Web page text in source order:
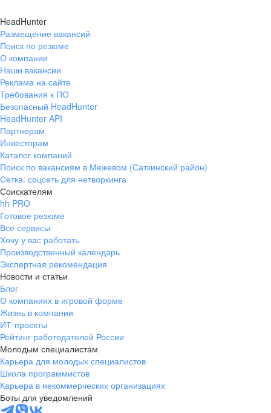
HeadHunter
Размещение вакансий
Поиск по резюме
О компании
Наши вакансии
Реклама на сайте
Требования к ПО
Безопасный HeadHunter
HeadHunter API
Партнерам
Инвесторам
Каталог компаний
Поиск по вакансиям в Межевом (Саткинский район)
Сетка: соцсеть для нетворкинга
Соискателям
hh PRO
Готовое резюме
Все сервисы
Хочу у вас работать
Производственный календарь
Экспертная рекомендация
Новости и статьи
Блог
О компаниях в игровой форме
Жизнь в компании
ИТ-проекты
Рейтинг работодателей России
Молодым специалистам
Карьера для молодых специалистов
Школа программистов
Карьера в некоммерческих организациях
Боты для уведомлений